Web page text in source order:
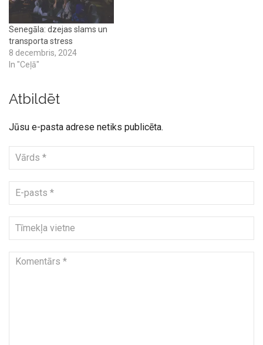
Senegāla: dzejas slams un
transporta stress
8 decembris, 2024
In "Ceļā"
Atbildēt
Jūsu e-pasta adrese netiks publicēta.